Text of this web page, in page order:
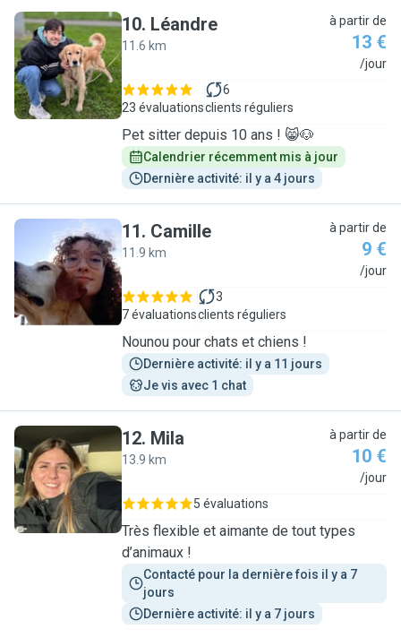
L
10. Léandre
11.6 km
à partir de
13 €
/jour
23 évaluations
6
clients réguliers
Pet sitter depuis 10 ans ! 😸🐶
Calendrier récemment mis à jour
Dernière activité: il y a 4 jours
C
11. Camille
11.9 km
à partir de
9 €
/jour
7 évaluations
3
clients réguliers
Nounou pour chats et chiens !
Dernière activité: il y a 11 jours
Je vis avec 1 chat
M
12. Mila
13.9 km
à partir de
10 €
/jour
5 évaluations
Très flexible et aimante de tout types
d’animaux !
Contacté pour la dernière fois il y a 7
jours
Dernière activité: il y a 7 jours